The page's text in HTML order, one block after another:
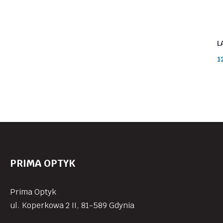
PRIMA OPTYK
Prima Optyk
ul. Koperkowa 2 II, 81-589 Gdynia